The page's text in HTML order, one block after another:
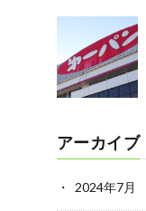
アーカイブ
2024年7月